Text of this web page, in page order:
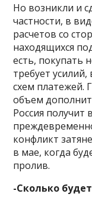
Но возникли и
частности, в
расчетов со
находящихся
есть, покупать
требует
схем платежей.
объем
Россия получит
конфликт
в мае, когда
пролив.
-Сколько